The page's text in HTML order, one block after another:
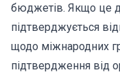
бюджетів. Якщо це
підтверджується
щодо міжнародних
підтвердження від